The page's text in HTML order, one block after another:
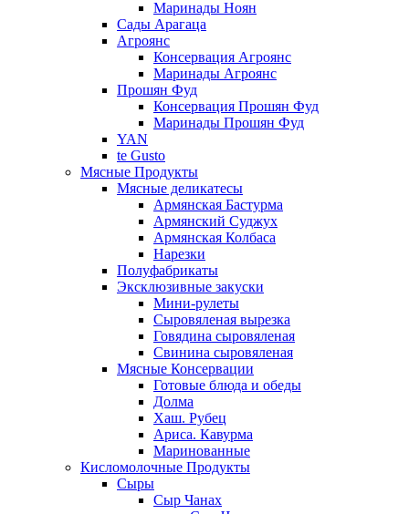
Маринады Ноян
Сады Арагаца
Агроянс
Консервация Агроянс
Маринады Агроянс
Прошян Фуд
Консервация Прошян Фуд
Маринады Прошян Фуд
YAN
te Gusto
Мясные Продукты
Мясные деликатесы
Армянская Бастурма
Армянский Суджух
Армянская Колбаса
Нарезки
Полуфабрикаты
Эксклюзивные закуски
Мини-рулеты
Сыровяленая вырезка
Говядина сыровяленая
Свинина сыровяленая
Мясные Консервации
Готовые блюда и обеды
Долма
Хаш. Рубец
Ариса. Кавурма
Маринованные
Кисломолочные Продукты
Сыры
Сыр Чанах